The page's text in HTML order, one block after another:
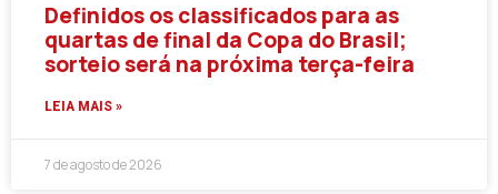
Definidos os classificados para as
quartas de final da Copa do Brasil;
sorteio será na próxima terça-feira
LEIA MAIS »
7 de agosto de 2026